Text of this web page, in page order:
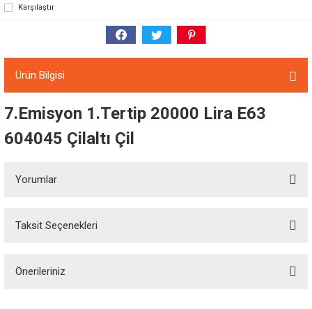
Karşılaştır
Ürün Bilgisi
7.Emisyon 1.Tertip 20000 Lira E63
604045 Çilaltı Çil
Yorumlar
Taksit Seçenekleri
Önerileriniz